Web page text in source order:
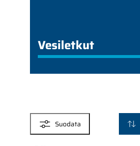
Vesiletkut
Suodata